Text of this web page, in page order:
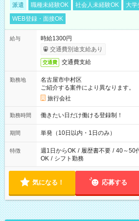
派遣 職種未経験OK 社会人未経験OK 大学
WEB登録・面接OK
給与
時給1300円
交通費別途支給あり
交通費 交通費支給
勤務地
名古屋市中村区
ご紹介する案件により異なります。
旅行会社
勤務時間 働きたい日だけ働ける登録制！
期間 単発（10日以内・1日のみ）
特徴 週1日からOK / 履歴書不要 / 40～50
OK / シフト勤務
気になる！ 応募する